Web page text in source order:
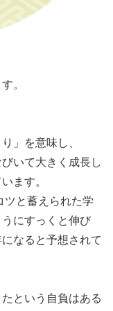
。
」を意味し、
いて大きく成長し
ます。
ツと蓄えられた学
にすっくと伸び
なると予想されて
という自負はある